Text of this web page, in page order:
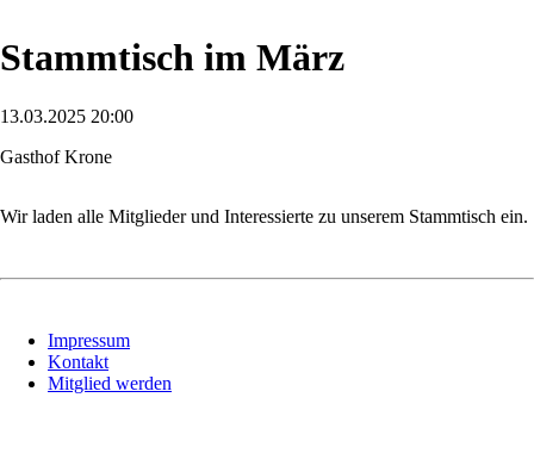
Stammtisch im März
13.03.2025 20:00
Gasthof Krone
Wir laden alle Mitglieder und Interessierte zu unserem Stammtisch ein.
überspringen
Impressum
Kontakt
Mitglied werden